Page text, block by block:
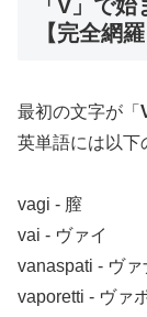
「V」で
【完全網羅
最初の文字が「
英単語には以下
vagi ‐ 膣
vai ‐ ヴァイ
vanaspati ‐ ヴ
vaporetti ‐ ヴァ